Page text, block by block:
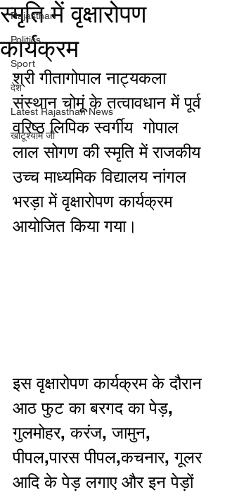
Rajasthan
Politics
Sport
देश
Latest Rajasthan News
खाटूश्याम जी
स्मृति में वृक्षारोपण
कार्यक्रम
श्री गीतागोपाल नाट्यकला
संस्थान चोमूं के तत्वावधान में पूर्व
वरिष्ठ लिपिक स्वर्गीय  गोपाल
लाल सोगण की स्मृति में राजकीय
उच्च माध्यमिक विद्यालय नांगल
भरड़ा में वृक्षारोपण कार्यक्रम
आयोजित किया गया।
इस वृक्षारोपण कार्यक्रम के दौरान
आठ फुट का बरगद का पेड़,
गुलमोहर, करंज, जामुन,
पीपल,पारस पीपल,कचनार, गूलर
आदि के पेड़ लगाए और इन पेड़ों